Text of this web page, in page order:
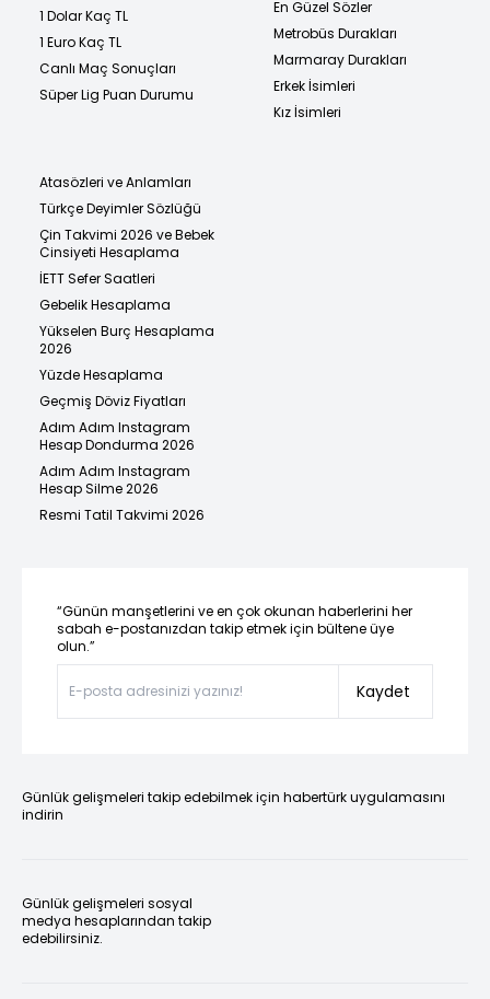
1 Dolar Kaç TL
1 Euro Kaç TL
Canlı Maç Sonuçları
Süper Lig Puan Durumu
En Güzel Sözler
Metrobüs Durakları
Marmaray Durakları
Erkek İsimleri
Kız İsimleri
Atasözleri ve Anlamları
Türkçe Deyimler Sözlüğü
Çin Takvimi 2026 ve Bebek
Cinsiyeti Hesaplama
İETT Sefer Saatleri
Gebelik Hesaplama
Yükselen Burç Hesaplama
2026
Yüzde Hesaplama
Geçmiş Döviz Fiyatları
Adım Adım Instagram
Hesap Dondurma 2026
Adım Adım Instagram
Hesap Silme 2026
Resmi Tatil Takvimi 2026
“Günün manşetlerini ve en çok okunan haberlerini her
sabah e-postanızdan takip etmek için bültene üye
olun.”
Kaydet
Günlük gelişmeleri takip edebilmek için habertürk uygulamasını
indirin
Günlük gelişmeleri sosyal
medya hesaplarından takip
edebilirsiniz.